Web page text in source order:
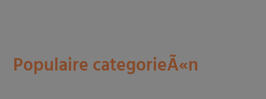
Populaire categorieÃ«n